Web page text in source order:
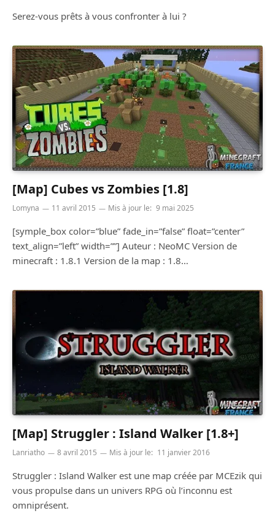
Serez-vous prêts à vous confronter à lui ?
[Map] Cubes vs Zombies [1.8]
Lomyna 11 avril 2015 Mis à jour le: 9 mai 2025
[symple_box color=”blue” fade_in=”false” float=”center”
text_align=”left” width=””] Auteur : NeoMC Version de
minecraft : 1.8.1 Version de la map : 1.8…
[Map] Struggler : Island Walker [1.8+]
Lanriatho 8 avril 2015 Mis à jour le: 11 janvier 2016
Struggler : Island Walker est une map créée par MCEzik qui
vous propulse dans un univers RPG où l’inconnu est
omniprésent.